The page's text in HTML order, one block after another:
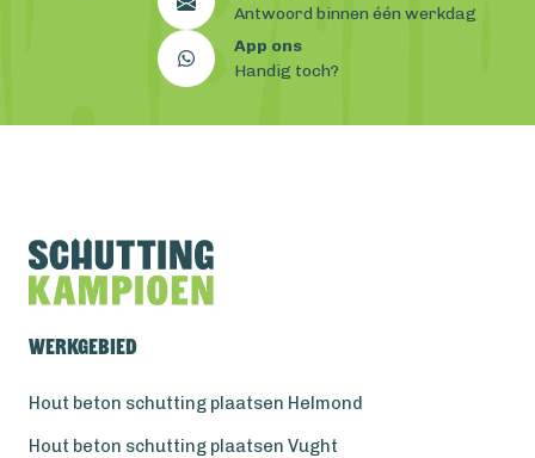
Antwoord binnen één werkdag
App ons
Handig toch?
Werkgebied
Hout beton schutting plaatsen Helmond
Hout beton schutting plaatsen Vught